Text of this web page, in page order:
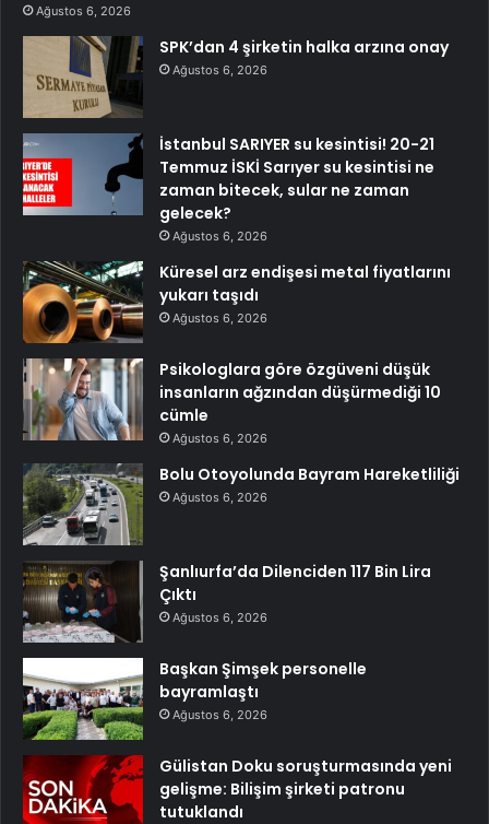
Ağustos 6, 2026
SPK’dan 4 şirketin halka arzına onay
Ağustos 6, 2026
İstanbul SARIYER su kesintisi! 20-21
Temmuz İSKİ Sarıyer su kesintisi ne
zaman bitecek, sular ne zaman
gelecek?
Ağustos 6, 2026
Küresel arz endişesi metal fiyatlarını
yukarı taşıdı
Ağustos 6, 2026
Psikologlara göre özgüveni düşük
insanların ağzından düşürmediği 10
cümle
Ağustos 6, 2026
Bolu Otoyolunda Bayram Hareketliliği
Ağustos 6, 2026
Şanlıurfa’da Dilenciden 117 Bin Lira
Çıktı
Ağustos 6, 2026
Başkan Şimşek personelle
bayramlaştı
Ağustos 6, 2026
Gülistan Doku soruşturmasında yeni
gelişme: Bilişim şirketi patronu
tutuklandı